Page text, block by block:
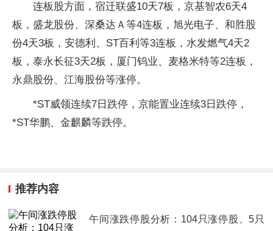
连板股方面，宿迁联盛10天7板，京基智农6天4
板，盛龙股份、深桑达Ａ等4连板，旭光电子、和胜股
份4天3板，安德利、ST百利等3连板，水发燃气4天2
板，泰永长征3天2板，厦门钨业、麦格米特等2连板，
永鼎股份、江海股份等涨停。
*ST威领连续7日跌停，京能置业连续3日跌停，
*ST华鹏、金麒麟等跌停。
推荐内容
午间涨跌停股分析：104只涨停股、5只